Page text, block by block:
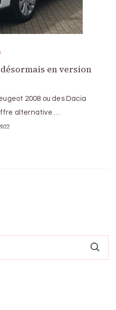
en version
2008 ou des Dacia
alternative …